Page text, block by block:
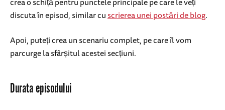
discuta în episod, similar cuscrierea unei postări de blog.
Apoi, puteți crea un scenariu complet, pe care îl vom
parcurge la sfârșitul acestei secțiuni.
Durata episodului